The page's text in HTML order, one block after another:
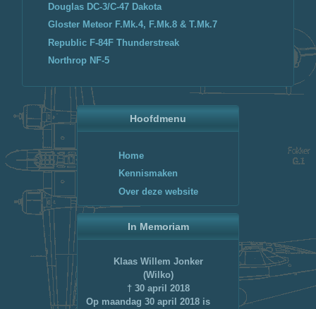
Hoofdmenu
Home
Kennismaken
Over deze website
In Memoriam
Klaas Willem Jonker
(Wilko)
† 30 april 2018
Op maandag 30 april 2018 is
Douglas DC-3/C-47 Dakota
Gloster Meteor F.Mk.4, F.Mk.8 & T.Mk.7
Republic F-84F Thunderstreak
Northrop NF-5